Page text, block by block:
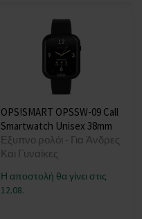
OPS!SMART OPSSW-09 Call
Smartwatch Unisex 38mm
Εξυπνο ρολόι - Για Άνδρες
Και Γυναίκες
Η αποστολή θα γίνει στις
12.08.